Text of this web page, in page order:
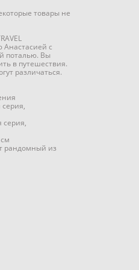
товары не
с
поталью. Вы
в путешествия.
различаться.
серия,
рандомный из